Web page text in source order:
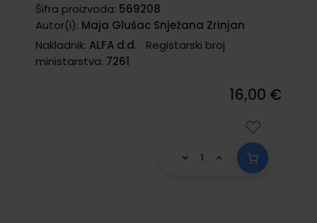
Šifra proizvoda: 569208
Autor(i): Maja Glušac Snježana Zrinjan
Nakladnik: ALFA d.d.
Registarski broj
ministarstva: 7261
16,00 €